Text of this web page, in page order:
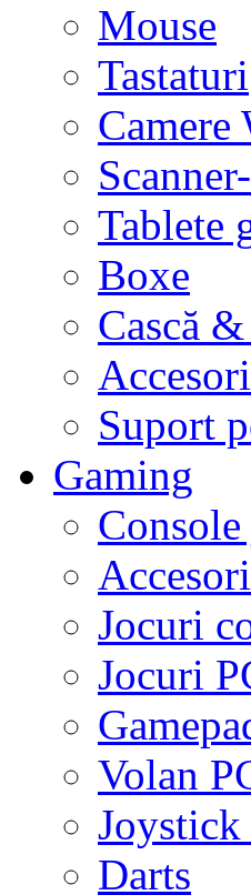
Mouse
Tastaturi
Camere
Tablete
Boxe
Cască
Suport
Gaming
Jocuri
Jocuri
Volan
Joystick
Darts